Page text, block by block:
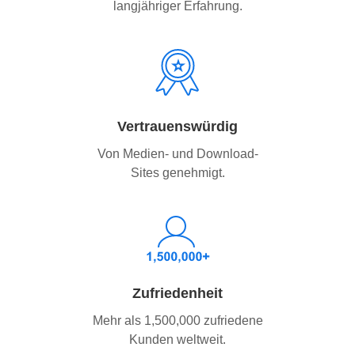
langjähriger Erfahrung.
Vertrauenswürdig
Von Medien- und Download-
Sites genehmigt.
Zufriedenheit
Mehr als 1,500,000 zufriedene
Kunden weltweit.